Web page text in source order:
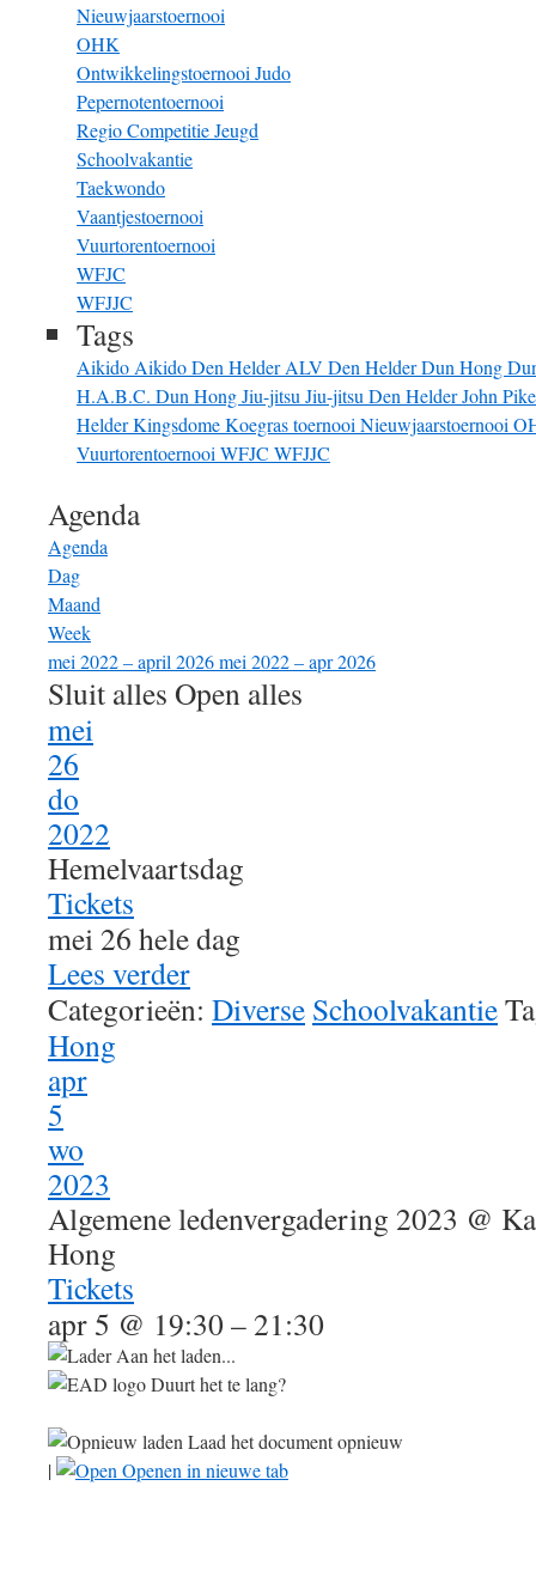
Nieuwjaarstoernooi
OHK
Ontwikkelingstoernooi Judo
Pepernotentoernooi
Regio Competitie Jeugd
Schoolvakantie
Taekwondo
Vaantjestoernooi
Vuurtorentoernooi
WFJC
WFJJC
Tags
Aikido Aikido Den HelderALV Den HelderDun Hong
H.A.B.C. Dun HongJiu-jitsu Jiu-jitsu Den HelderJohn
HelderKingsdomeKoegras toernooi Nieuwjaarstoernooi
Vuurtorentoernooi WFJC WFJJC
Agenda
Agenda
Dag
Maand
Week
mei 2022 – april 2026mei 2022 – apr 2026
Sluit alles Open alles
mei
26
do
2022
Hemelvaartsdag
Tickets
mei 26 hele dag
Lees verder
Categorieën: Diverse Schoolvakantie
Hong
apr
5
wo
2023
Algemene ledenvergadering 2023 @
Hong
Tickets
apr 5 @ 19:30 – 21:30
Aan het laden...
Duurt het te lang?
Laad het document opnieuw
|
Openen in nieuwe tab